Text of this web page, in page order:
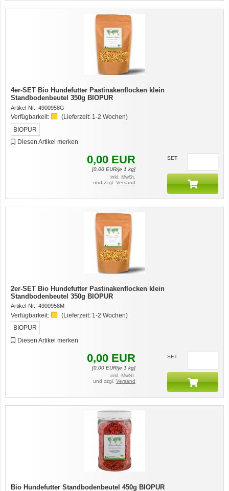
4er-SET Bio Hundefutter Pastinakenflocken klein
Standbodenbeutel 350g BIOPUR
Artikel-Nr.: 4900958G
Verfügbarkeit: (Lieferzeit: 1-2 Wochen)
BIOPUR
Diesen Artikel merken
0,00 EUR
[0,00EUR/je 1 kg]
inkl. MwSt.
und zzgl. Versand
SET
2er-SET Bio Hundefutter Pastinakenflocken klein
Standbodenbeutel 350g BIOPUR
Artikel-Nr.: 4900958M
Verfügbarkeit: (Lieferzeit: 1-2 Wochen)
BIOPUR
Diesen Artikel merken
0,00 EUR
[0,00EUR/je 1 kg]
inkl. MwSt.
und zzgl. Versand
SET
Bio Hundefutter Standbodenbeutel 450g BIOPUR